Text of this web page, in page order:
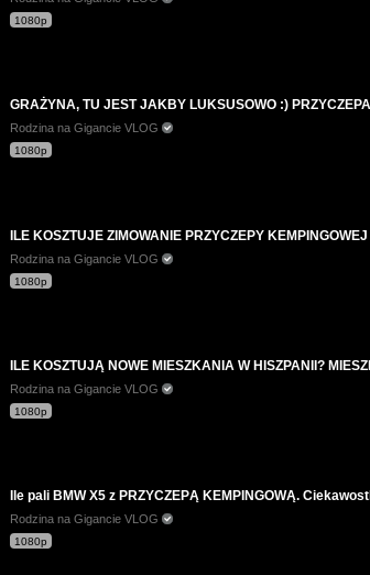
1080p
GRAŻYNA, TU JEST JAKBY LUKSUSOWO :)
Rodzina na Gigancie VLOG
1080p
ILE KOSZTUJE ZIMOWANIE PRZYCZEPY
Rodzina na Gigancie VLOG
1080p
ILE KOSZTUJĄ NOWE MIESZKANIA W HISZPANII?
Rodzina na Gigancie VLOG
1080p
Ile pali BMW X5 z PRZYCZEPĄ KEMPINGOWĄ.
Rodzina na Gigancie VLOG
1080p